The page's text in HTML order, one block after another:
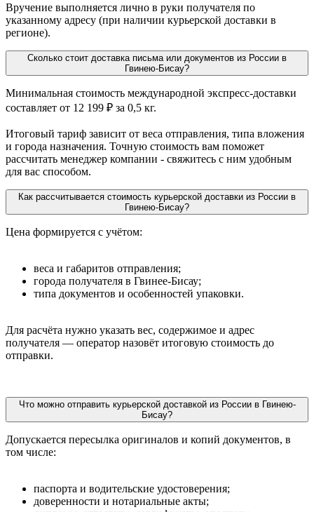
Вручение выполняется лично в руки получателя по
указанному адресу (при наличии курьерской доставки в
регионе).
Сколько стоит доставка письма или документов из России в
Гвинею-Бисау?
Минимальная стоимость международной экспресс-доставки
составляет от 12 199 ₽ за 0,5 кг.
Итоговый тариф зависит от веса отправления, типа вложения
и города назначения. Точную стоимость вам поможет
рассчитать менеджер компании - свяжитесь с ним удобным
для вас способом.
Как рассчитывается стоимость курьерской доставки из России в
Гвинею-Бисау?
Цена формируется с учётом:
веса и габаритов отправления;
города получателя в Гвинее-Бисау;
типа документов и особенностей упаковки.
Для расчёта нужно указать вес, содержимое и адрес
получателя — оператор назовёт итоговую стоимость до
отправки.
Что можно отправить курьерской доставкой из России в Гвинею-
Бисау?
Допускается пересылка оригиналов и копий документов, в
том числе:
паспорта и водительские удостоверения;
доверенности и нотариальные акты;